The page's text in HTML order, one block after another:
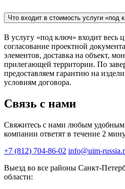
Что входит в стоимость услуги «под
В услугу «под ключ» входит весь
согласование проектной
элементов, доставка на объект,
прилегающей территории. По
предоставляем гарантию на
условиям договора.
Связь с нами
Свяжитесь с нами любым
компании ответят в течение 2
+7 (812) 704-86-02 info@uim-
Выезд во все районы Санкт-
области: